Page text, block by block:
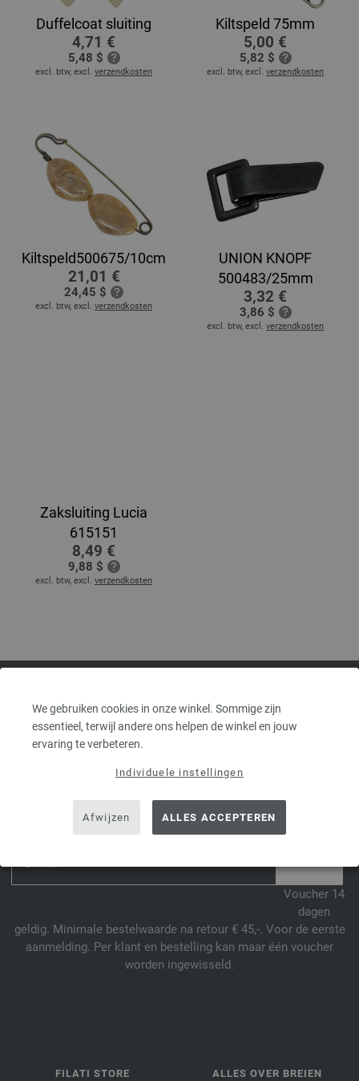
We gebruiken cookies in onze winkel. Sommige zijn
essentieel, terwijl andere ons helpen de winkel en jouw
ervaring te verbeteren.
Individuele instellingen
Afwijzen ALLES ACCEPTEREN
Duffelcoat sluiting
4,71 €
5,48 $
excl. btw, excl. verzendkosten
Kiltspeld 75mm
5,00 €
5,82 $
excl. btw, excl. verzendkosten
Kiltspeld500675/10cm
21,01 €
24,45 $
excl. btw, excl. verzendkosten
UNION KNOPF
500483/25mm
3,32 €
3,86 $
excl. btw, excl. verzendkosten
Zaksluiting Lucia
615151
8,49 €
9,88 $
excl. btw, excl. verzendkosten
FILATI WEBSHOP VOOR LANA
GROSSA GARENS & WOL
ABONNEER JE NU OP DE NIEUWSBRIEF EN ONTVANG EEN
VOUCHER TER WAARDE VAN € 10.*
Voucher 14
dagen
geldig. Minimale bestelwaarde na retour € 45,-. Voor de eerste
aanmelding. Per klant en bestelling kan maar één voucher
worden ingewisseld.
FILATI STORE ALLES OVER BREIEN